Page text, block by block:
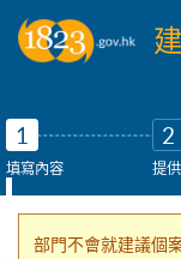
跳到主要內容
1
填寫內容
2
提
部門不會就建議個